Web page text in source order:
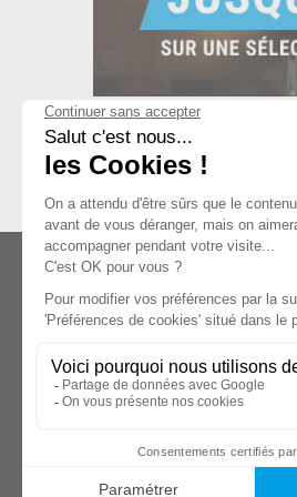
ESPACE DE
8.500 produits en
03.85.32.96.74
© 2026 -KPX PARTS- SITE